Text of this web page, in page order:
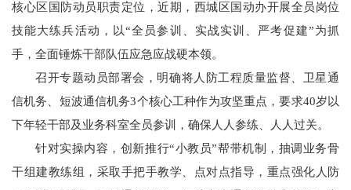
核心区国防动员职责定位，近期，西城区国动办开展全员岗位
技能大练兵活动，以“全员参训、实战实训、严考促建”为抓
手，全面锤炼干部队伍应急应战硬本领。
召开专题动员部署会，明确将人防工程质量监督、卫星通
信机务、短波通信机务3个核心工种作为攻坚重点，要求40岁以
下年轻干部及业务科室全员参训，确保人人参练、人人过关。
针对实操内容，创新推行“小教员”帮带机制，抽调业务骨
干组建教练组，采取手把手教学、点对点指导，重点强化人防